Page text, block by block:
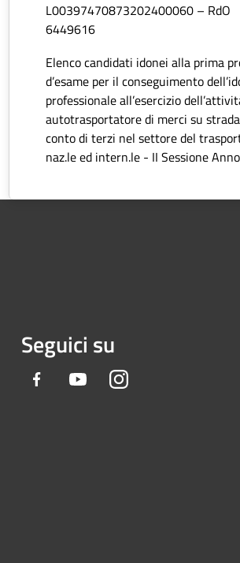
L00397470873202400060 – RdO
6449616
Elenco candidati idonei alla prima
d’esame per il conseguimento
professionale all’esercizio
autotrasportatore di merci su
conto di terzi nel settore del
naz.le ed intern.le - II Sessione
Seguici su
Facebook YoutubeInstagram